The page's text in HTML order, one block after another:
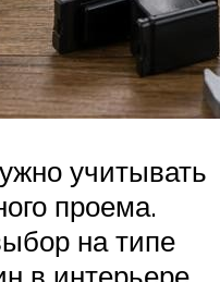
учитывать
проема.
на типе
в интерьере.